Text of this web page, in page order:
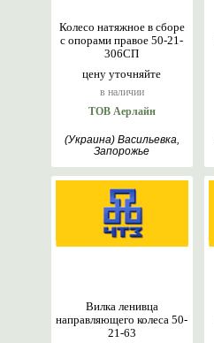
цену уточняйте
в наличии
Колесо натяжное в сборе
с опорами правое 50-21-
306СП
ТОВ Аерлайн
(Украина) Васильевка,
Запорожье
Вилка ленивца
направляющего колеса 50-
21-63